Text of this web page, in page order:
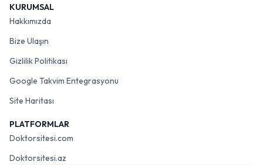
KURUMSAL
Hakkımızda
Bize Ulaşın
Gizlilik Politikası
Google Takvim Entegrasyonu
Site Haritası
PLATFORMLAR
Doktorsitesi.com
Doktorsitesi.az